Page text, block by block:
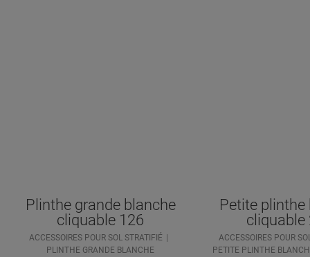
Plinthe grande blanche
cliquable 126
ACCESSOIRES POUR SOL STRATIFIÉ
PLINTHE GRANDE BLANCHE
Petite plinthe
cliquable
ACCESSOIRES POUR
PETITE PLINTHE